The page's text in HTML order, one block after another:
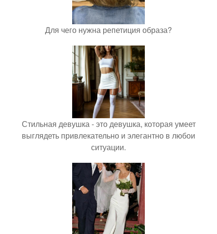
Для чего нужна репетиция образа?
Стильная девушка - это девушка, которая умеет
выглядеть привлекательно и элегантно в любои
ситуации.